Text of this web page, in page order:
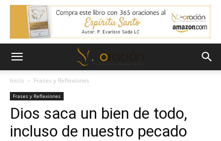
Inicio Frases y Reflexiones
Frases y Reflexiones
Dios saca un bien de todo,
incluso de nuestro pecado